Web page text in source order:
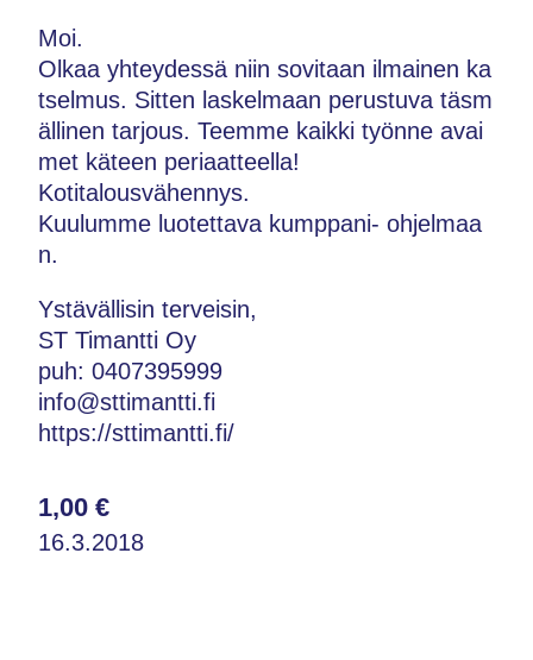
Moi.
Olkaa yhteydessä niin sovitaan ilmainen ka
tselmus. Sitten laskelmaan perustuva täsm
ällinen tarjous. Teemme kaikki työnne avai
met käteen periaatteella!
Kotitalousvähennys.
Kuulumme luotettava kumppani- ohjelmaa
n.
Ystävällisin terveisin,
ST Timantti Oy
puh: 0407395999
info@sttimantti.fi
https://sttimantti.fi/
1,00 €
16.3.2018